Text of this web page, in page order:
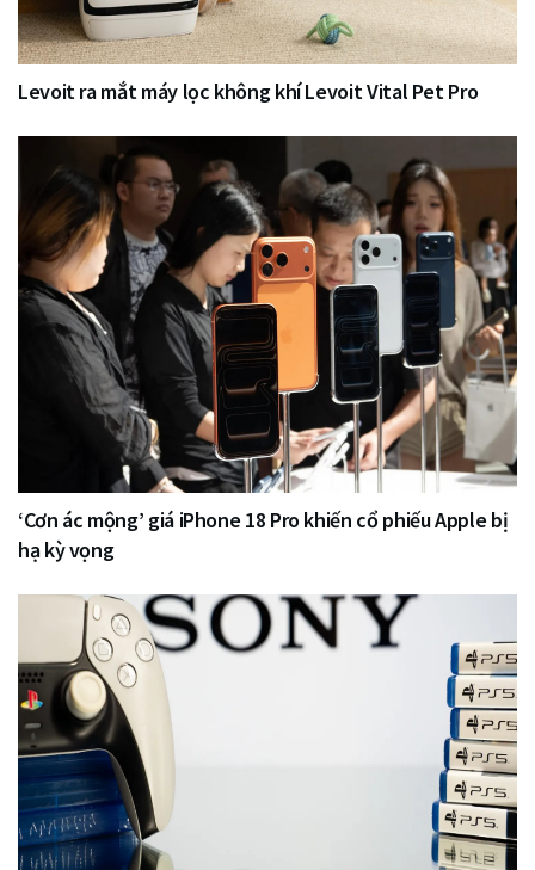
Levoit ra mắt máy lọc không khí Levoit Vital Pet Pro
‘Cơn ác mộng’ giá iPhone 18 Pro khiến cổ phiếu Apple bị
hạ kỳ vọng